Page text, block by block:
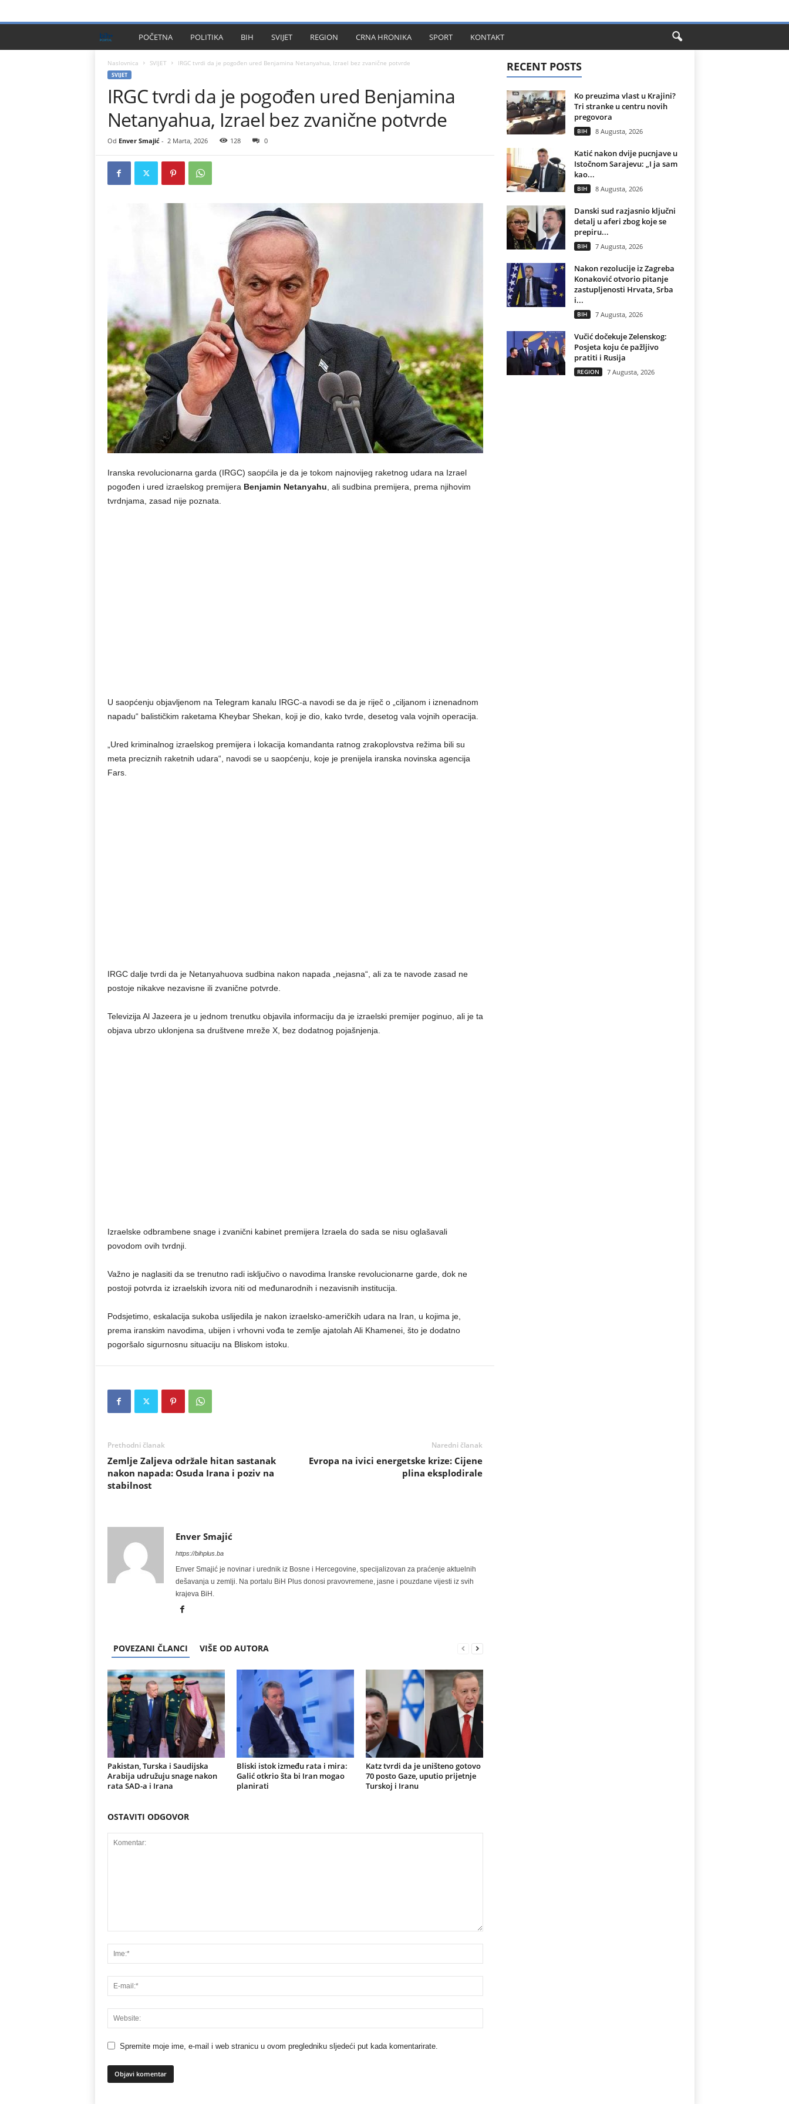
I
H
P
l
u
POČETNA POLITIKA BIH SVIJET REGION CRNA HRONIKA SPORT KONTAKT
Naslovnica SVIJET IRGC tvrdi da je pogođen ured Benjamina Netanyahua, Izrael bez zvanične potvrde
SVIJET
IRGC tvrdi da je pogođen ured Benjamina
Netanyahua, Izrael bez zvanične potvrde
Od Enver Smajić- 2 Marta, 2026 128 0
Iranska revolucionarna garda (IRGC) saopćila je da je tokom najnovijeg raketnog udara na Izrael
pogođen i ured izraelskog premijera Benjamin Netanyahu , ali sudbina premijera, prema njihovim
tvrdnjama, zasad nije poznata.
U saopćenju objavljenom na Telegram kanalu IRGC-a navodi se da je riječ o „ciljanom i iznenadnom
napadu“ balističkim raketama Kheybar Shekan, koji je dio, kako tvrde, desetog vala vojnih operacija.
„Ured kriminalnog izraelskog premijera i lokacija komandanta ratnog zrakoplovstva režima bili su
meta preciznih raketnih udara“, navodi se u saopćenju, koje je prenijela iranska novinska agencija
Fars.
IRGC dalje tvrdi da je Netanyahuova sudbina nakon napada „nejasna“, ali za te navode zasad ne
postoje nikakve nezavisne ili zvanične potvrde.
Televizija Al Jazeera je u jednom trenutku objavila informaciju da je izraelski premijer poginuo, ali je ta
objava ubrzo uklonjena sa društvene mreže X, bez dodatnog pojašnjenja.
Izraelske odbrambene snage i zvanični kabinet premijera Izraela do sada se nisu oglašavali
povodom ovih tvrdnji.
Važno je naglasiti da se trenutno radi isključivo o navodima Iranske revolucionarne garde, dok ne
postoji potvrda iz izraelskih izvora niti od međunarodnih i nezavisnih institucija.
Podsjetimo, eskalacija sukoba uslijedila je nakon izraelsko-američkih udara na Iran, u kojima je,
prema iranskim navodima, ubijen i vrhovni vođa te zemlje ajatolah Ali Khamenei, što je dodatno
pogoršalo sigurnosnu situaciju na Bliskom istoku.
Prethodni članak
Zemlje Zaljeva održale hitan sastanak
nakon napada: Osuda Irana i poziv na
stabilnost
Naredni članak
Evropa na ivici energetske krize: Cijene
plina eksplodirale
Enver Smajić
https://bihplus.ba
Enver Smajić je novinar i urednik iz Bosne i Hercegovine, specijalizovan za praćenje aktuelnih
dešavanja u zemlji. Na portalu BiH Plus donosi pravovremene, jasne i pouzdane vijesti iz svih
krajeva BiH.
POVEZANI ČLANCI VIŠE OD AUTORA
Pakistan, Turska i Saudijska
Arabija udružuju snage nakon
rata SAD-a i Irana
Bliski istok između rata i mira:
Galić otkrio šta bi Iran mogao
planirati
Katz tvrdi da je uništeno gotovo
70 posto Gaze, uputio prijetnje
Turskoj i Iranu
OSTAVITI ODGOVOR
Spremite moje ime, e-mail i web stranicu u ovom pregledniku sljedeći put kada komentarirate.
RECENT POSTS
Ko preuzima vlast u Krajini?
Tri stranke u centru novih
pregovora
BIH 8 Augusta, 2026
Katić nakon dvije pucnjave u
Istočnom Sarajevu: „I ja sam
kao...
BIH 8 Augusta, 2026
Danski sud razjasnio ključni
detalj u aferi zbog koje se
prepiru...
BIH 7 Augusta, 2026
Nakon rezolucije iz Zagreba
Konaković otvorio pitanje
zastupljenosti Hrvata, Srba
i...
BIH 7 Augusta, 2026
Vučić dočekuje Zelenskog:
Posjeta koju će pažljivo
pratiti i Rusija
REGION 7 Augusta, 2026